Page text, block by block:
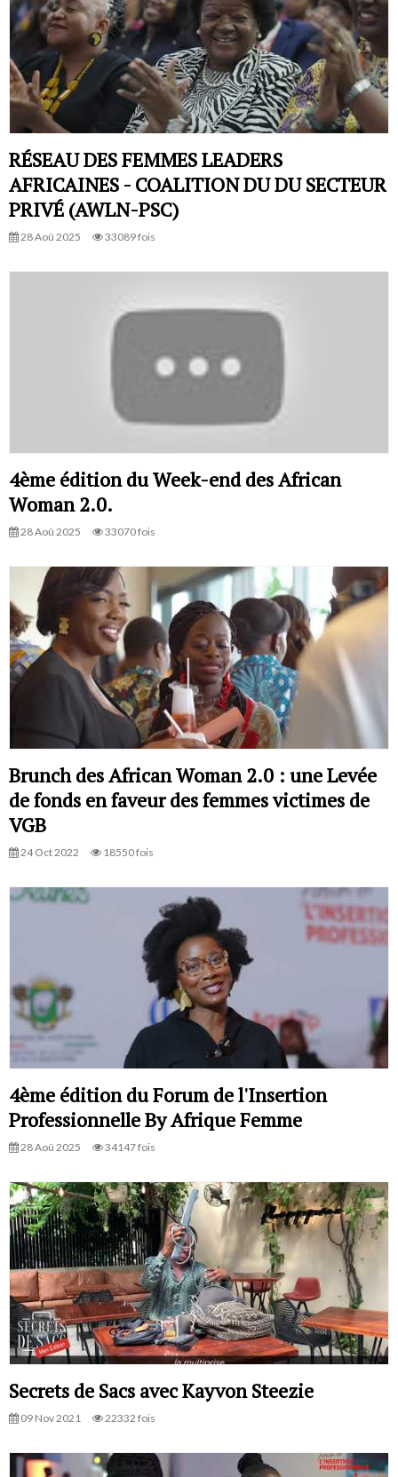
RÉSEAU DES FEMMES LEADERS
AFRICAINES - COALITION DU DU SECTEUR
PRIVÉ (AWLN-PSC)
28 Aoû 2025 33089 fois
4ème édition du Week-end des African
Woman 2.0.
28 Aoû 2025 33070 fois
Brunch des African Woman 2.0 : une Levée
de fonds en faveur des femmes victimes de
VGB
24 Oct 2022 18550 fois
4ème édition du Forum de l'Insertion
Professionnelle By Afrique Femme
28 Aoû 2025 34147 fois
Secrets de Sacs avec Kayvon Steezie
09 Nov 2021 22332 fois